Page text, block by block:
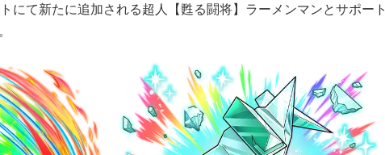
にて新たに追加される超人【甦る闘将】ラーメンマンとサポート